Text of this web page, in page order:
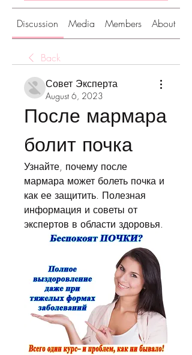
Discussion Media Members About
Back
Совет Эксперта
August 6, 2023
После мармара
болит почка
Узнайте, почему после
мармара может болеть почка и
как ее защитить. Полезная
информация и советы от
экспертов в области здоровья.